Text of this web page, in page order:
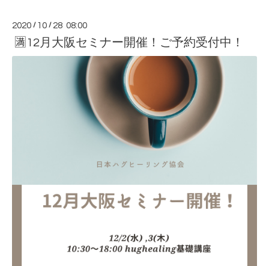
2020 / 10 / 28 08:00
🈵12月大阪セミナー開催！ご予約受付中！